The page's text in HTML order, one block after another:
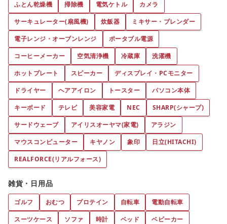
ふとん乾燥機 掃除機 電気ケトル
カメラ
サーキュレーター(扇風機)
炊飯器
ミキサー・ブレンダー
電子レンジ・オーブンレンジ
ポータブル電源
コーヒーメーカー
空気清浄機 冷蔵庫
洗濯機
ホットプレート
スピーカー
ディスプレイ・PCモニター
ドライヤー
ヘアアイロン トースター
パソコン本体
キーボード
テレビ 美容家電 NEC
SHARP(シャープ)
サードウェーブ
アイリスオーヤマ(家電)
アラジン
マウスコンピューター
キヤノン 象印
日立(HITACHI)
REALFORCE(リアルフォース)
雑貨・日用品
ゴルフ おむつ プロテイン 自転車
電動自転車
スーツケース
ソファ 時計 ベッド
ベビーカー